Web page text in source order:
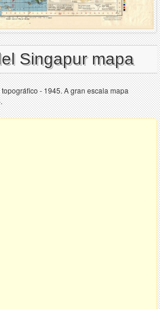
Singapur mapa
- 1945. A gran escala mapa